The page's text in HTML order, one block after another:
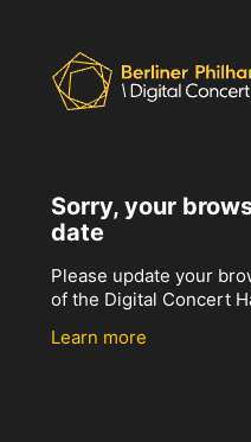
Sorry, your
date
Please update your
of the Digital Concert
Learn more